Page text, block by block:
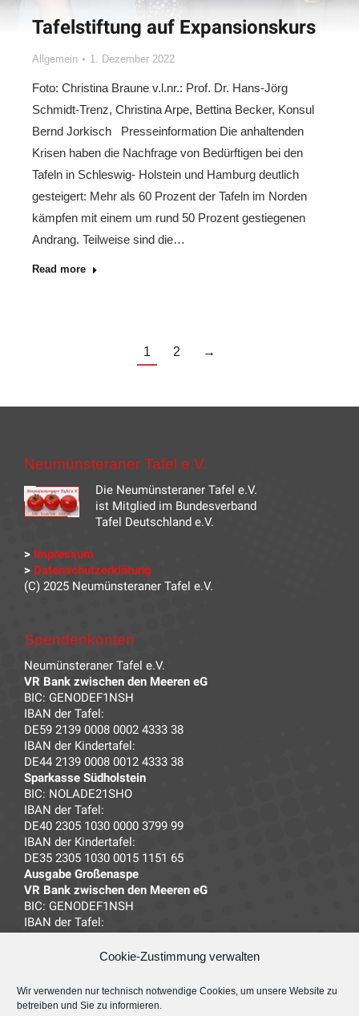
Cookie-Zustimmung verwalten
Wir verwenden nur technisch notwendige Cookies, um unsere Website zu
betreiben und Sie zu informieren.
Tafelstiftung auf Expansionskurs
Allgemein 1. Dezember 2022
Foto: Christina Braune v.l.nr.: Prof. Dr. Hans-Jörg
Schmidt-Trenz, Christina Arpe, Bettina Becker, Konsul
Bernd Jorkisch Presseinformation Die anhaltenden
Krisen haben die Nachfrage von Bedürftigen bei den
Tafeln in Schleswig- Holstein und Hamburg deutlich
gesteigert: Mehr als 60 Prozent der Tafeln im Norden
kämpfen mit einem um rund 50 Prozent gestiegenen
Andrang. Teilweise sind die…
Read more
1 2 →
Neumünsteraner Tafel e.V.
Die Neumünsteraner Tafel e.V.
ist Mitglied im Bundesverband
Tafel Deutschland e.V.
> Impressum
> Datenschutzerklärung
(C) 2025 Neumünsteraner Tafel e.V.
Spendenkonten
Neumünsteraner Tafel e.V.
VR Bank zwischen den Meeren eG
BIC: GENODEF1NSH
IBAN der Tafel:
DE59 2139 0008 0002 4333 38
IBAN der Kindertafel:
DE44 2139 0008 0012 4333 38
Sparkasse Südholstein
BIC: NOLADE21SHO
IBAN der Tafel:
DE40 2305 1030 0000 3799 99
IBAN der Kindertafel:
DE35 2305 1030 0015 1151 65
Ausgabe Großenaspe
VR Bank zwischen den Meeren eG
BIC: GENODEF1NSH
IBAN der Tafel:
Neumünsteraner Tafel e.V.